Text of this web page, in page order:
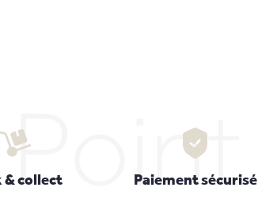
Point
& collect Paiement sécurisé